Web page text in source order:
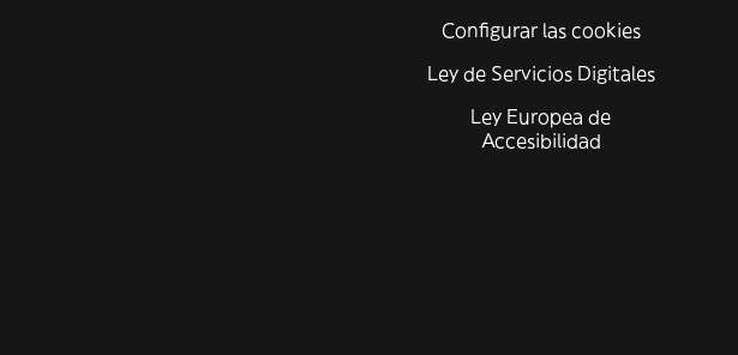
Configurar las cookies
Ley de Servicios Digitales
Ley Europea de
Accesibilidad